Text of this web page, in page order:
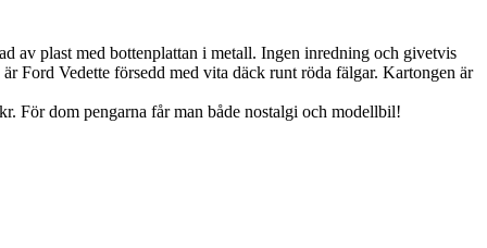
av plast med bottenplattan i metall. Ingen inredning och givetvis
Ford Vedette försedd med vita däck runt röda fälgar. Kartongen är
För dom pengarna får man både nostalgi och modellbil!